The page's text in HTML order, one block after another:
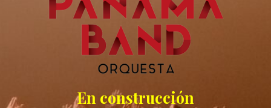
En construcción